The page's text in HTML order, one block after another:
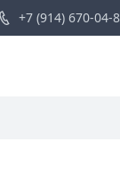
+7 (914) 670-04-